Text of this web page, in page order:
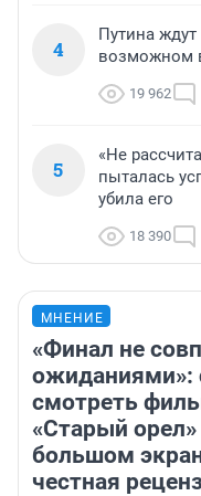
4
Путина
возможном
19 962
5
«Не
пыталась
убила его
18 390
МНЕНИЕ
«Финал не
ожиданиями»:
смотреть
«Старый орел»
большом
честная